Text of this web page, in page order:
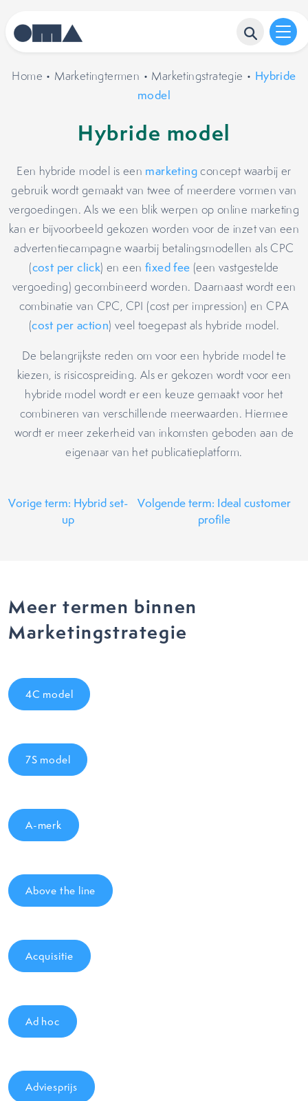
Home • Marketingtermen • Marketingstrategie • Hybride
model
Hybride model
Een hybride model is een marketingconcept waarbij er
gebruik wordt gemaakt van twee of meerdere vormen van
vergoedingen. Als we een blik werpen op online marketing
kan er bijvoorbeeld gekozen worden voor de inzet van een
advertentiecampagne waarbij betalingsmodellen als CPC
(cost per click) en een fixed fee (een vastgestelde
vergoeding) gecombineerd worden. Daarnaast wordt een
combinatie van CPC, CPI (cost per impression) en CPA
(cost per action) veel toegepast als hybride model.
De belangrijkste reden om voor een hybride model te
kiezen, is risicospreiding. Als er gekozen wordt voor een
hybride model wordt er een keuze gemaakt voor het
combineren van verschillende meerwaarden. Hiermee
wordt er meer zekerheid van inkomsten geboden aan de
eigenaar van het publicatieplatform.
Vorige term: Hybrid set-
up
Volgende term: Ideal customer
profile
Meer termen binnen
Marketingstrategie
4C model
7S model
A-merk
Above the line
Acquisitie
Ad hoc
Adviesprijs